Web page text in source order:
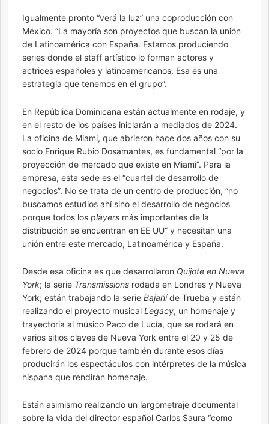
Igualmente pronto “verá la luz” una coproducción con
México. “La mayoría son proyectos que buscan la unión
de Latinoamérica con España. Estamos produciendo
series donde el staff artístico lo forman actores y
actrices españoles y latinoamericanos. Esa es una
estrategia que tenemos en el grupo”.
En República Dominicana están actualmente en rodaje, y
en el resto de los países iniciarán a mediados de 2024.
La oficina de Miami, que abrieron hace dos años con su
socio Enrique Rubio Dosamantes, es fundamental “por la
proyección de mercado que existe en Miami”. Para la
empresa, esta sede es el “cuartel de desarrollo de
negocios”. No se trata de un centro de producción, “no
buscamos estudios ahí sino el desarrollo de negocios
porque todos los players más importantes de la
distribución se encuentran en EE UU” y necesitan una
unión entre este mercado, Latinoamérica y España.
Desde esa oficina es que desarrollaron Quijote en Nueva
York; la serie Transmissions rodada en Londres y Nueva
York; están trabajando la serie Bajañíde Trueba y están
realizando el proyecto musical Legacy, un homenaje y
trayectoria al músico Paco de Lucía, que se rodará en
varios sitios claves de Nueva York entre el 20 y 25 de
febrero de 2024 porque también durante esos días
producirán los espectáculos con intérpretes de la música
hispana que rendirán homenaje.
Están asimismo realizando un largometraje documental
sobre la vida del director español Carlos Saura “como